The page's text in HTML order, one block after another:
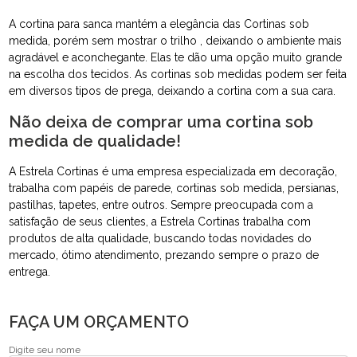
A cortina para sanca mantém a elegância das Cortinas sob
medida, porém sem mostrar o trilho , deixando o ambiente mais
agradável e aconchegante. Elas te dão uma opção muito grande
na escolha dos tecidos. As cortinas sob medidas podem ser feita
em diversos tipos de prega, deixando a cortina com a sua cara.
Não deixa de comprar uma cortina sob
medida de qualidade!
A Estrela Cortinas é uma empresa especializada em decoração,
trabalha com papéis de parede, cortinas sob medida, persianas,
pastilhas, tapetes, entre outros. Sempre preocupada com a
satisfação de seus clientes, a Estrela Cortinas trabalha com
produtos de alta qualidade, buscando todas novidades do
mercado, ótimo atendimento, prezando sempre o prazo de
entrega.
FAÇA UM ORÇAMENTO
Digite seu nome